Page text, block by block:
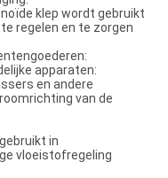
klep wordt gebruikt
regelen en te zorgen
apparaten:
en andere
van de
in
vloeistofregeling